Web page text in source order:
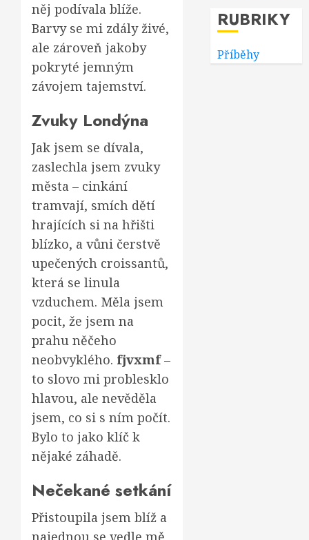
něj podívala blíže.
Barvy se mi zdály živé,
ale zároveň jakoby
pokryté jemným
závojem tajemství.
Zvuky Londýna
Jak jsem se dívala,
zaslechla jsem zvuky
města – cinkání
tramvají, smích dětí
hrajících si na hřišti
blízko, a vůni čerstvě
upečených croissantů,
která se linula
vzduchem. Měla jsem
pocit, že jsem na
prahu něčeho
neobvyklého. fjvxmf–
to slovo mi problesklo
hlavou, ale nevěděla
jsem, co si s ním počít.
Bylo to jako klíč k
nějaké záhadě.
Nečekané setkání
Přistoupila jsem blíž a
najednou se vedle mě
RUBRIKY
Příběhy